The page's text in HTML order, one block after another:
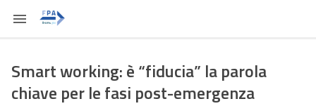
Smart working: è “fiducia” la parola
chiave per le fasi post-emergenza